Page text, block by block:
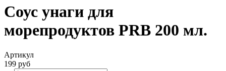
Соус унаги для
морепродуктов PRB 200 мл.
Артикул
199 руб